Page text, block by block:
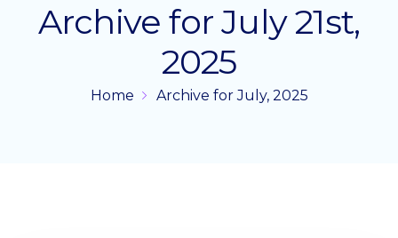
Archive for July 21st,
2025
Home Archive for July, 2025